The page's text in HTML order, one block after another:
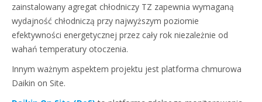
zainstalowany agregat chłodniczy TZ zapewnia wymaganą
wydajność chłodniczą przy najwyższym poziomie
efektywności energetycznej przez cały rok niezależnie od
wahań temperatury otoczenia.
Innym ważnym aspektem projektu jest platforma chmurowa
Daikin on Site.